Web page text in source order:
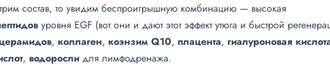
состав, то увидим беспроигрышную комбинацию — высокая
уровня EGF (вот они и дают этот эффект утюга и быстрой
церамидов, коллаген, коэнзим Q10, плацента, гиалуроновая
, водоросли для лимфодренажа.